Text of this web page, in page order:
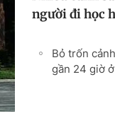
người đi học
Bỏ trốn
gần 24 giờ